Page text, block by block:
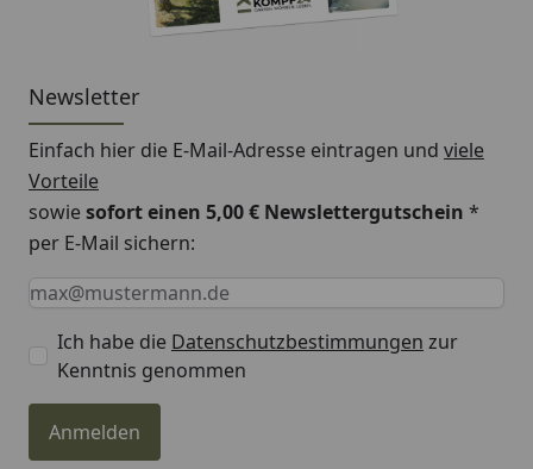
Newsletter
Einfach hier die E-Mail-Adresse eintragen und viele
Vorteile
sowiesofort einen 5,00 € Newslettergutschein *
per E-Mail sichern:
Keine Eingabe erforderlich
Eingabe erforderlich
E-Mail *
Ich habe die Datenschutzbestimmungen zur
Kenntnis genommen
Anmelden